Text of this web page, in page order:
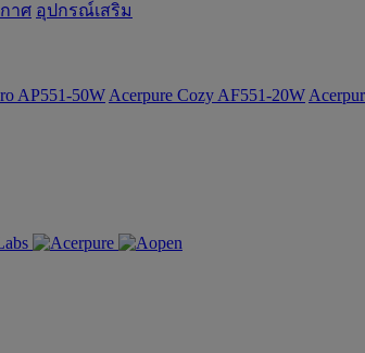
าศ อุปกรณ์เสริม
AP551-50W Acerpure Cozy AF551-20W